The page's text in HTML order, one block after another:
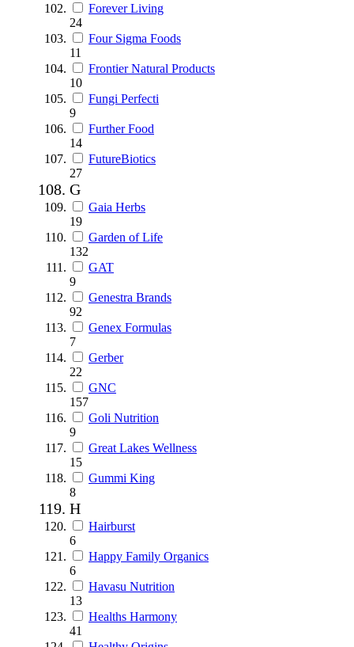
Forever Living
24
Four Sigma Foods
11
Frontier Natural Products
10
Fungi Perfecti
9
Further Food
14
FutureBiotics
27
G
Gaia Herbs
19
Garden of Life
132
GAT
9
Genestra Brands
92
Genex Formulas
7
Gerber
22
GNC
157
Goli Nutrition
9
Great Lakes Wellness
15
Gummi King
8
H
Hairburst
6
Happy Family Organics
6
Havasu Nutrition
13
Healths Harmony
41